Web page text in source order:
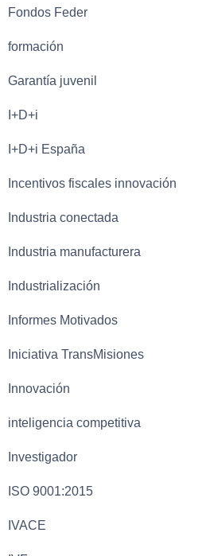
Fondos Feder
formación
Garantía juvenil
I+D+i
I+D+i España
Incentivos fiscales innovación
Industria conectada
Industria manufacturera
Industrialización
Informes Motivados
Iniciativa TransMisiones
Innovación
inteligencia competitiva
Investigador
ISO 9001:2015
IVACE